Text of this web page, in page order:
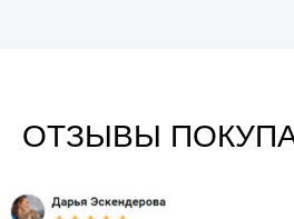
ОТЗЫВЫ